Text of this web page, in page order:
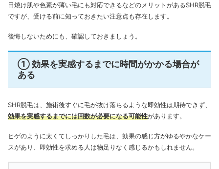
日焼け肌や色素が薄い毛にも対応できるなどのメリットがあるSHR脱毛
ですが、受ける前に知っておきたい注意点も存在します。
後悔しないためにも、確認しておきましょう。
① 効果を実感するまでに時間がかかる場合が
ある
SHR脱毛は、施術後すぐに毛が抜け落ちるような即効性は期待できず、
効果を実感するまでには回数が必要になる可能性があります。
ヒゲのように太くてしっかりした毛は、効果の感じ方がゆるやかなケー
スがあり、即効性を求める人は物足りなく感じるかもしれません。